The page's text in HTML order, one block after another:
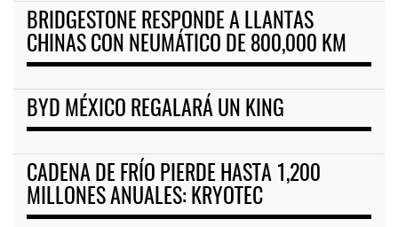
BRIDGESTONE RESPONDE A LLANTAS
CHINAS CON NEUMÁTICO DE 800,000 KM
BYD MÉXICO REGALARÁ UN KING
CADENA DE FRÍO PIERDE HASTA 1,200
MILLONES ANUALES: KRYOTEC